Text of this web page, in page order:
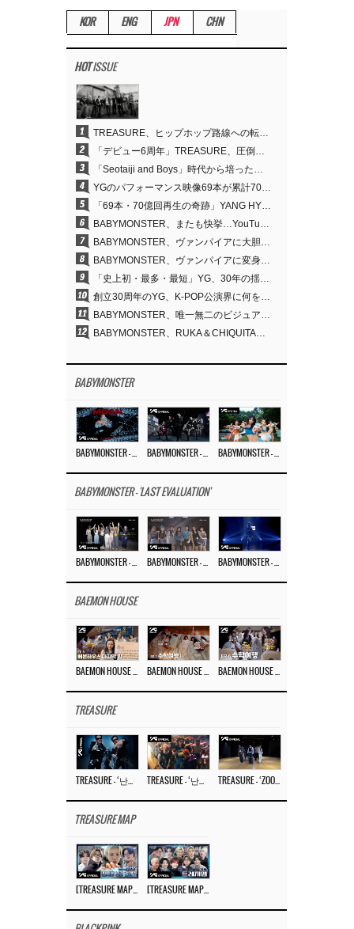
KOR ENG JPN CHN
HOTISSUE
1 TREASURE、ヒップホップ路線への転換が的中…デビュー6周年でさらなる飛躍
2 「デビュー6周年」TREASURE、圧倒的な実力で証明した「YGの宝」の真価
3 「Seotaiji and Boys」時代から培ったダンスDNA…YANG HYUN SUK、YGのパフォーマンスビデオ70億回再生の原点
4 YGのパフォーマンス映像69本が累計70億回再生…YANG HYUN SUKの制作哲学が実を結ぶ
5 「69本・70億回再生の奇跡」YANG HYUN SUK、YGのパフォーマンスビデオを100％自ら手掛けた理由
6 BABYMONSTER、またも快挙…YouTubeワールドワイドトレンドで1位に
7 BABYMONSTER、ヴァンパイアに大胆変身…YouTubeトレンド1位を獲得
8 BABYMONSTER、ヴァンパイアに変身…「MOON」で3か月にわたるプロジェクトを締めくくる
9 「史上初・最多・最短」YG、30年の揺るぎない信念が切り開いたK-POPツアーの新境地
10 創立30周年のYG、K-POP公演界に何を残したのか
11 BABYMONSTER、唯一無二のビジュアルと圧倒的な表現力…『MOON』
12 BABYMONSTER、RUKA＆CHIQUITAの「MOON」ビジュアルを公開…洗練されたカリスマ性・ユニークなビジュアル
BABYMONSTER
BABYMONSTER - 'LAST EVALUATION'
BAEMON HOUSE
TREASURE
TREASURE MAP